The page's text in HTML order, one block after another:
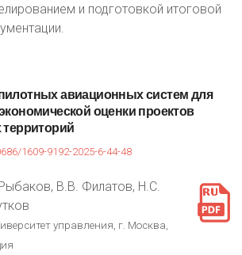
и подготовкой итоговой
авиационныхсистемдля
оценкипроектов
территорий
1609-9192-2025-6-44-48
В.В. Филатов, Н.С.
управления, г. Москва,